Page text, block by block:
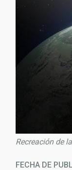
Recreación de
FECHA DE